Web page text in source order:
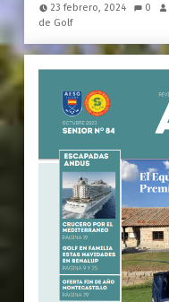
23 febrero, 2024 0
de Golf